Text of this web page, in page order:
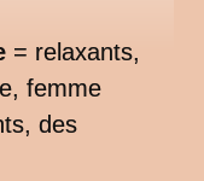
= relaxants,
femme
des